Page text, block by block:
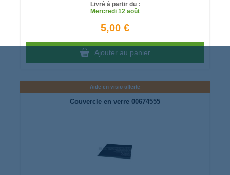
Livré à partir du :
Mercredi 12 août
5,00 €
Ajouter au panier
Aide en visio offerte
Couvercle en verre 00674555